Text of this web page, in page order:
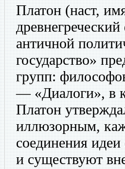
Платон(наст,
античной
государство»
групп:
— «Диалоги», в
Платон
иллюзорным,
соединения
и существуют